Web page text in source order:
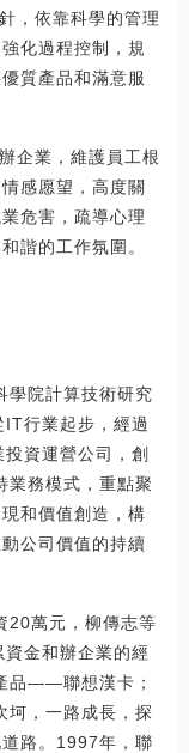
，依靠科學的管理
化過程控制，規
質產品和滿意服
企業，維護員工根
感愿望，高度關
危害，疏導心理
諧的工作氛圍。
學院計算技術研究
行業起步，經過
資運營公司，創
業務模式，重點聚
和價值創造，構
公司價值的持續
20萬元，柳傳志等
金和辦企業的經
品——聯想漢卡；
坷，一路成長，探
路。1997年，聯